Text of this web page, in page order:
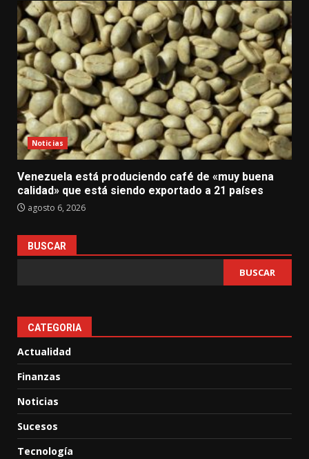
Noticias
Venezuela está produciendo café de «muy buena
calidad» que está siendo exportado a 21 países
agosto 6, 2026
BUSCAR
BUSCAR
CATEGORIA
Actualidad
Finanzas
Noticias
Sucesos
Tecnología